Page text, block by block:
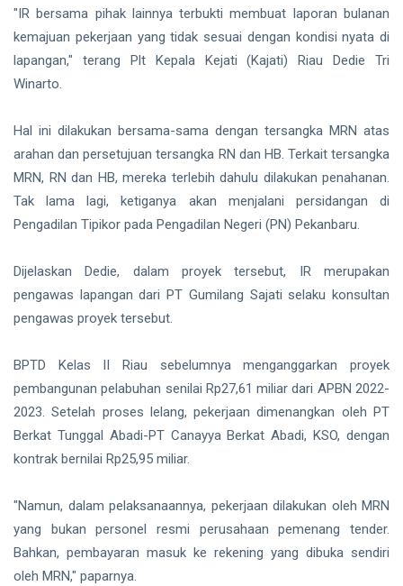
Bacok
Perempuan
Tewas di
Aug,
views
Siak Sri Indrapura
Prabowo Subianto
Indonesia
Pekanbaru
Donald Trump
PT IKPP Perawang
Politik
PSSI
"IR bersama pihak lainnya terbukti membuat laporan bulanan
kemajuan pekerjaan yang tidak sesuai dengan kondisi nyata di
lapangan," terang Plt Kepala Kejati (Kajati) Riau Dedie Tri
Winarto.
Hal ini dilakukan bersama-sama dengan tersangka MRN atas
arahan dan persetujuan tersangka RN dan HB. Terkait tersangka
MRN, RN dan HB, mereka terlebih dahulu dilakukan penahanan.
Tak lama lagi, ketiganya akan menjalani persidangan di
Pengadilan Tipikor pada Pengadilan Negeri (PN) Pekanbaru.
Dijelaskan Dedie, dalam proyek tersebut, IR merupakan
pengawas lapangan dari PT Gumilang Sajati selaku konsultan
pengawas proyek tersebut.
BPTD Kelas II Riau sebelumnya menganggarkan proyek
pembangunan pelabuhan senilai Rp27,61 miliar dari APBN 2022-
2023. Setelah proses lelang, pekerjaan dimenangkan oleh PT
Berkat Tunggal Abadi-PT Canayya Berkat Abadi, KSO, dengan
kontrak bernilai Rp25,95 miliar.
"Namun, dalam pelaksanaannya, pekerjaan dilakukan oleh MRN
yang bukan personel resmi perusahaan pemenang tender.
Bahkan, pembayaran masuk ke rekening yang dibuka sendiri
oleh MRN," paparnya.